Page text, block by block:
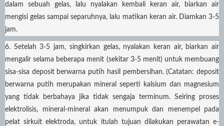
dalam sebuah gelas, lalu nyalakan kembali keran air, biarkan air
mengisi gelas sampai separuhnya, lalu matikan keran air. Diamkan 3-5
jam.
6. Setelah 3-5 jam, singkirkan gelas, nyalakan keran air, biarkan air
mengalir selama beberapa menit (sekitar 3-5 menit) untuk membuang
sisa-sisa deposit berwarna putih hasil pembersihan. (Catatan: deposit
berwarna putih merupakan mineral seperti kalsium dan magnesium
yang tidak berbahaya jika tidak sengaja terminum. Seiring proses
elektrolisis, mineral-mineral akan menumpuk dan menempel pada
pelat sirkuit elektroda, untuk itulah tujuan dilakukan perawatan e-